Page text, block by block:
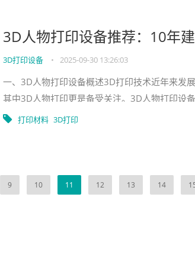
3D人物打印设备推荐：10年
3D打印设备 • 2025-09-30 13:26:03
一、3D人物打印设备概述3D打印技术近年来发
其中3D人物打印更是备受关注。3D人物打印设
模型，为人们带来了全新的视觉和触觉体验。
打印材料 3D打印
9 10 11 12 13 14